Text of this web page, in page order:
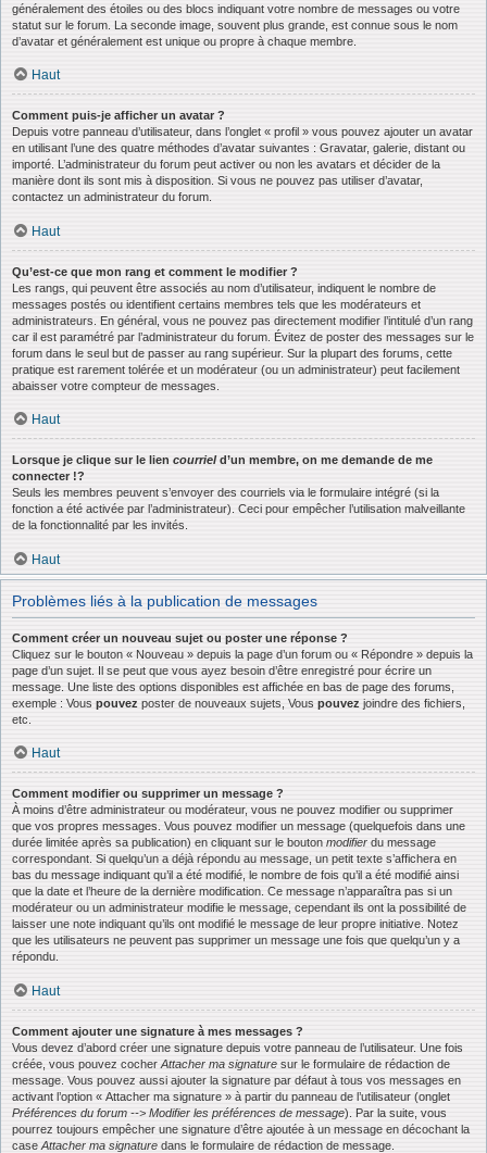
généralement des étoiles ou des blocs indiquant votre nombre de messages ou votre
statut sur le forum. La seconde image, souvent plus grande, est connue sous le nom
d’avatar et généralement est unique ou propre à chaque membre.
Haut
Comment puis-je afficher un avatar ?
Depuis votre panneau d’utilisateur, dans l’onglet « profil » vous pouvez ajouter un avatar
en utilisant l’une des quatre méthodes d’avatar suivantes : Gravatar, galerie, distant ou
importé. L’administrateur du forum peut activer ou non les avatars et décider de la
manière dont ils sont mis à disposition. Si vous ne pouvez pas utiliser d’avatar,
contactez un administrateur du forum.
Haut
Qu’est-ce que mon rang et comment le modifier ?
Les rangs, qui peuvent être associés au nom d’utilisateur, indiquent le nombre de
messages postés ou identifient certains membres tels que les modérateurs et
administrateurs. En général, vous ne pouvez pas directement modifier l’intitulé d’un rang
car il est paramétré par l’administrateur du forum. Évitez de poster des messages sur le
forum dans le seul but de passer au rang supérieur. Sur la plupart des forums, cette
pratique est rarement tolérée et un modérateur (ou un administrateur) peut facilement
abaisser votre compteur de messages.
Haut
Lorsque je clique sur le lien courrield’un membre, on me demande de me
connecter !?
Seuls les membres peuvent s’envoyer des courriels via le formulaire intégré (si la
fonction a été activée par l’administrateur). Ceci pour empêcher l’utilisation malveillante
de la fonctionnalité par les invités.
Haut
Problèmes liés à la publication de messages
Comment créer un nouveau sujet ou poster une réponse ?
Cliquez sur le bouton « Nouveau » depuis la page d’un forum ou « Répondre » depuis la
page d’un sujet. Il se peut que vous ayez besoin d’être enregistré pour écrire un
message. Une liste des options disponibles est affichée en bas de page des forums,
exemple : Vous pouvez poster de nouveaux sujets, Vous pouvez joindre des fichiers,
etc.
Haut
Comment modifier ou supprimer un message ?
À moins d’être administrateur ou modérateur, vous ne pouvez modifier ou supprimer
que vos propres messages. Vous pouvez modifier un message (quelquefois dans une
durée limitée après sa publication) en cliquant sur le bouton modifier du message
correspondant. Si quelqu’un a déjà répondu au message, un petit texte s’affichera en
bas du message indiquant qu’il a été modifié, le nombre de fois qu’il a été modifié ainsi
que la date et l’heure de la dernière modification. Ce message n’apparaîtra pas si un
modérateur ou un administrateur modifie le message, cependant ils ont la possibilité de
laisser une note indiquant qu’ils ont modifié le message de leur propre initiative. Notez
que les utilisateurs ne peuvent pas supprimer un message une fois que quelqu’un y a
répondu.
Haut
Comment ajouter une signature à mes messages ?
Vous devez d’abord créer une signature depuis votre panneau de l’utilisateur. Une fois
créée, vous pouvez cocher Attacher ma signature sur le formulaire de rédaction de
message. Vous pouvez aussi ajouter la signature par défaut à tous vos messages en
activant l’option « Attacher ma signature » à partir du panneau de l’utilisateur (onglet
Préférences du forum --> Modifier les préférences de message). Par la suite, vous
pourrez toujours empêcher une signature d’être ajoutée à un message en décochant la
case Attacher ma signature dans le formulaire de rédaction de message.